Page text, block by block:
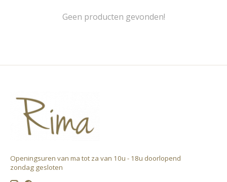
Geen producten gevonden!
Openingsuren van ma tot za van 10u - 18u doorlopend ​
zondag gesloten